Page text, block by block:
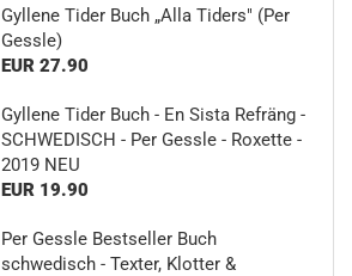
Gyllene Tider Buch „Alla Tiders" (Per
Gessle)
EUR 27.90
Gyllene Tider Buch - En Sista Refräng -
SCHWEDISCH - Per Gessle - Roxette -
2019 NEU
EUR 19.90
Per Gessle Bestseller Buch
schwedisch - Texter, Klotter &